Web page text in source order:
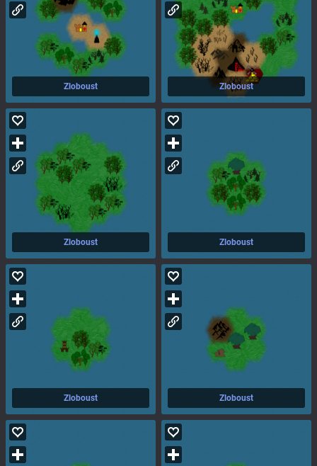
Zloboust Zloboust
Zloboust Zloboust
Zloboust Zloboust